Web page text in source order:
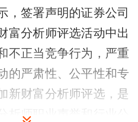
，签署声明的证券公司
富分析师评选活动中出
不正当竞争行为，严重
的严肃性、公平性和专
新财富分析师评选，是
析师职业声誉和行业公